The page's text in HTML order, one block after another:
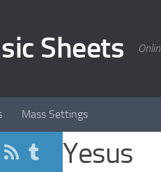
Sheets
Mass Settings
Yesus